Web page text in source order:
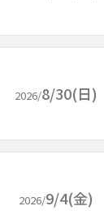
2026/8/30(日)
2026/9/4(金)